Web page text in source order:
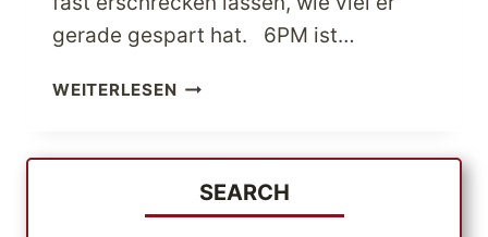
gerade gespart hat. 6PM ist…
WEITERLESENKAUFEN
EIN,
INDEM
SIE
SEARCH